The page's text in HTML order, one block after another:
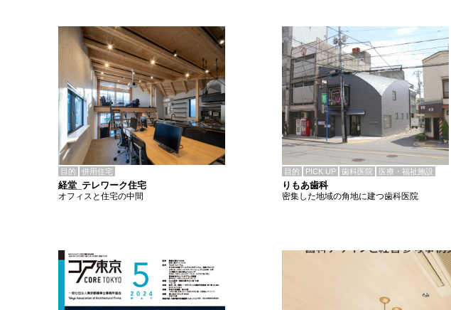
目的 併用住宅
経堂_テレワーク住宅
オフィスと住宅の中間
目的 PICK UP 歯科医院 医療・福祉施設
りもあ歯科
密集した地域の角地に建つ歯科医院